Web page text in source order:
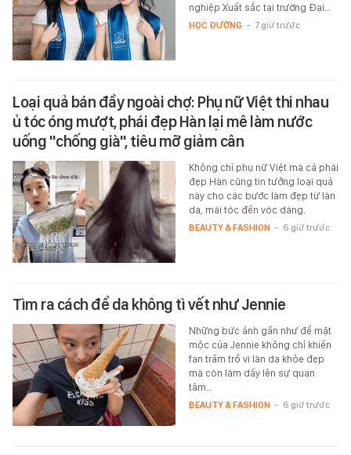
nghiệp Xuất sắc tại trường Đại…
HỌC ĐƯỜNG - 7 giờ trước
Loại quả bán đầy ngoài chợ: Phụ nữ Việt thi nhau
ủ tóc óng mượt, phái đẹp Hàn lại mê làm nước
uống "chống già", tiêu mỡ giảm cân
Không chỉ phụ nữ Việt mà cả phái
đẹp Hàn cũng tin tưởng loại quả
này cho các bước làm đẹp từ làn
da, mái tóc đến vóc dáng.
BEAUTY & FASHION - 6 giờ trước
Tìm ra cách để da không tì vết như Jennie
Những bức ảnh gần như để mặt
mộc của Jennie không chỉ khiến
fan trầm trồ vì làn da khỏe đẹp
mà còn làm dấy lên sự quan
tâm…
BEAUTY & FASHION - 6 giờ trước